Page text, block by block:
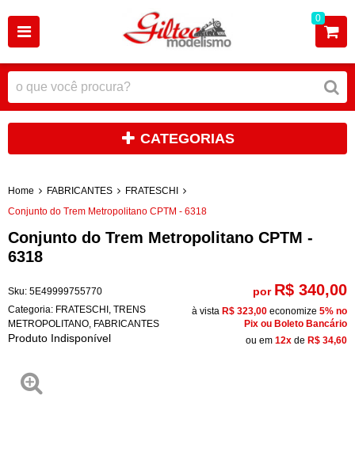
0
CATEGORIAS
Home FABRICANTES
FRATESCHI
Conjunto do Trem Metropolitano CPTM - 6318
Conjunto do Trem Metropolitano CPTM -
6318
Sku: 5E49999755770
Categoria: FRATESCHI TRENS
METROPOLITANO FABRICANTES
Produto Indisponível
por R$ 340,00
à vista R$ 323,00 economize 5% no
Pix ou Boleto Bancário
ou em 12x de R$ 34,60